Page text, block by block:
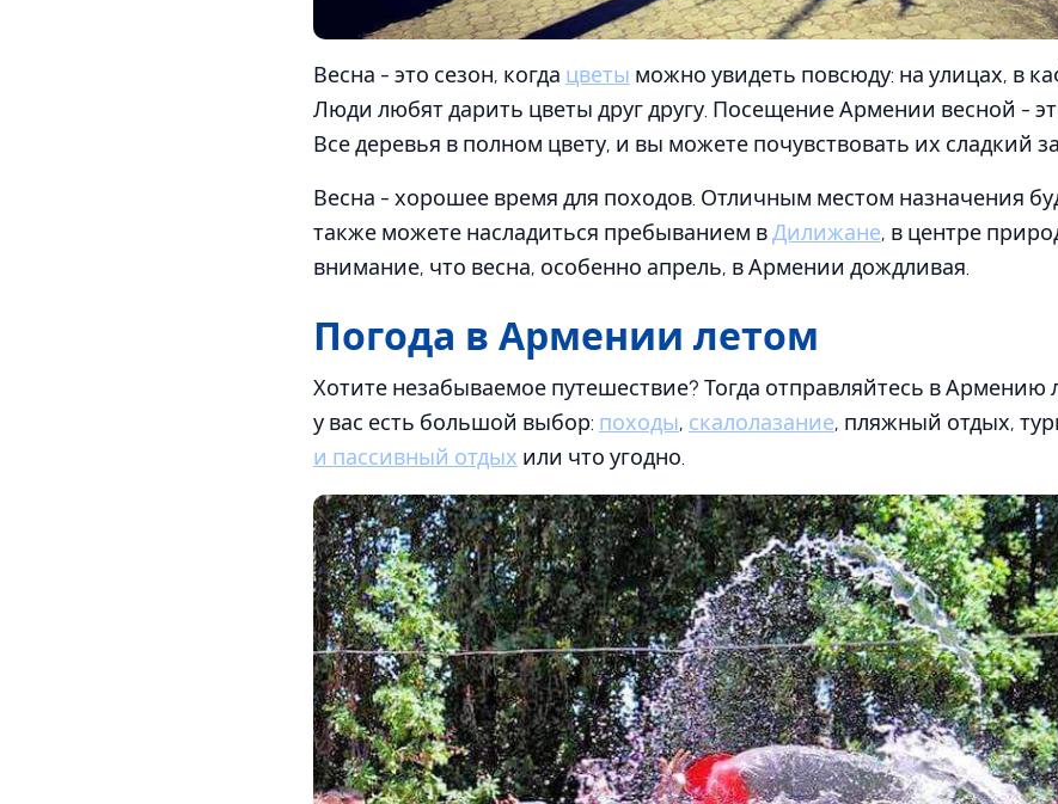
Весна - это сезон, когда цветы можно увидеть повсюду: на улицах, в
Люди любят дарить цветы друг другу. Посещение Армении весной -
Все деревья в полном цвету, и вы можете почувствовать их сладкий
Весна - хорошее время для походов. Отличным местом назначения
также можете насладиться пребыванием вДилижане, в центре
внимание, что весна, особенно апрель, в Армении дождливая.
Погода в Армении летом
Хотите незабываемое путешествие? Тогда отправляйтесь в Армению
у вас есть большой выбор: походы, скалолазание, пляжный отдых,
и пассивный отдых или что угодно.